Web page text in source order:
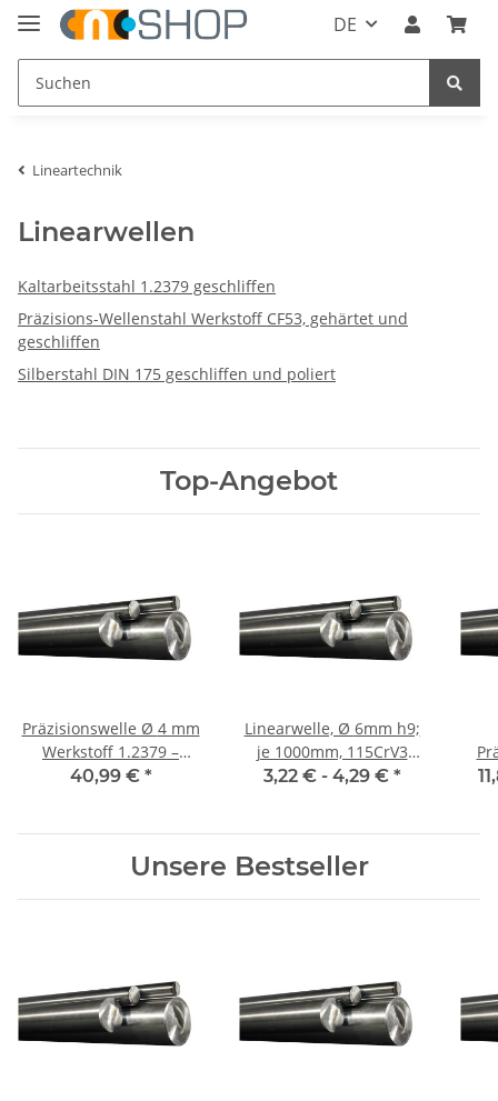
DE
Lineartechnik
Linearwellen
Kaltarbeitsstahl 1.2379 geschliffen
Präzisions-Wellenstahl Werkstoff CF53, gehärtet und
geschliffen
Silberstahl DIN 175 geschliffen und poliert
Top-Angebot
Präzisionswelle Ø 4 mm
Werkstoff 1.2379 –
geschliffen h8 1000mm
40,99 € *
Linearwelle, Ø 6mm h9;
je 1000mm, 115CrV3
geschliffen und poliert
3,22 € - 4,29 € *
Unsere Bestseller